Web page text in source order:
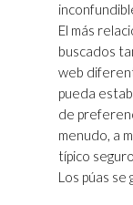
El más
buscados
web
pueda
de
menudo, a
típico
Los púas